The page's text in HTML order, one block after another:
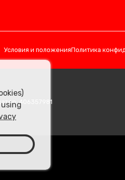
Условия и положенияПолитика
406357981